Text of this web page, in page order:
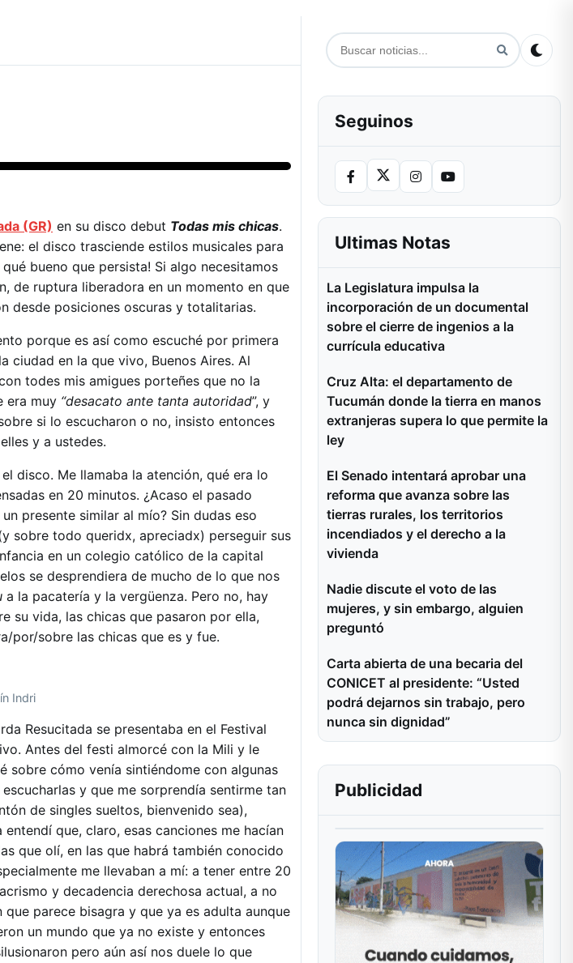
(GR) en su disco debut Todas mis chicas.
el disco trasciende estilos musicales para
bueno que persista! Si algo necesitamos
de ruptura liberadora en un momento en que
desde posiciones oscuras y totalitarias.
porque es así como escuché por primera
ciudad en la que vivo, Buenos Aires. Al
todes mis amigues porteñes que no la
era muy “desacato ante tanta autoridad”, y
si lo escucharon o no, insisto entonces
y a ustedes.
disco. Me llamaba la atención, qué era lo
en 20 minutos. ¿Acaso el pasado
presente similar al mío? Sin dudas eso
sobre todo queridx, apreciadx) perseguir sus
en un colegio católico de la capital
se desprendiera de mucho de lo que nos
a la pacatería y la vergüenza. Pero no, hay
su vida, las chicas que pasaron por ella,
por/sobre las chicas que es y fue.
Indri
Resucitada se presentaba en el Festival
Antes del festi almorcé con la Mili y le
sobre cómo venía sintiéndome con algunas
y que me sorprendía sentirme tan
de singles sueltos, bienvenido sea),
que, claro, esas canciones me hacían
que olí, en las que habrá también conocido
me llevaban a mí: a tener entre 20
y decadencia derechosa actual, a no
parece bisagra y que ya es adulta aunque
un mundo que ya no existe y entonces
pero aún así nos duele lo que
Seguinos
Ultimas Notas
La Legislatura impulsa la
incorporación de un documental
sobre el cierre de ingenios a la
currícula educativa
Cruz Alta: el departamento de
Tucumán donde la tierra en manos
extranjeras supera lo que permite la
ley
El Senado intentará aprobar una
reforma que avanza sobre las
tierras rurales, los territorios
incendiados y el derecho a la
vivienda
Nadie discute el voto de las
mujeres, y sin embargo, alguien
preguntó
Carta abierta de una becaria del
CONICET al presidente: “Usted
podrá dejarnos sin trabajo, pero
nunca sin dignidad”
Publicidad